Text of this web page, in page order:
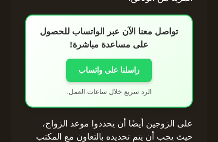
تواصل معنا الآن عبر الواتساب للحصول
على مساعدة مباشرة!
راسلنا على واتساب
الرد سريع خلال ساعات العمل.
على الزوجين أيضًا أن يحددوا موعد الزواج،
حيث يجب أن يتم تحديده بالتعاون مع المكتب